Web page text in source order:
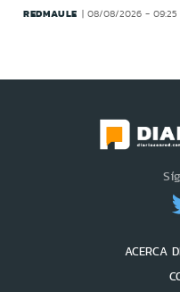
REDMAULE 08/08/2026 - 09:25
ACERCA